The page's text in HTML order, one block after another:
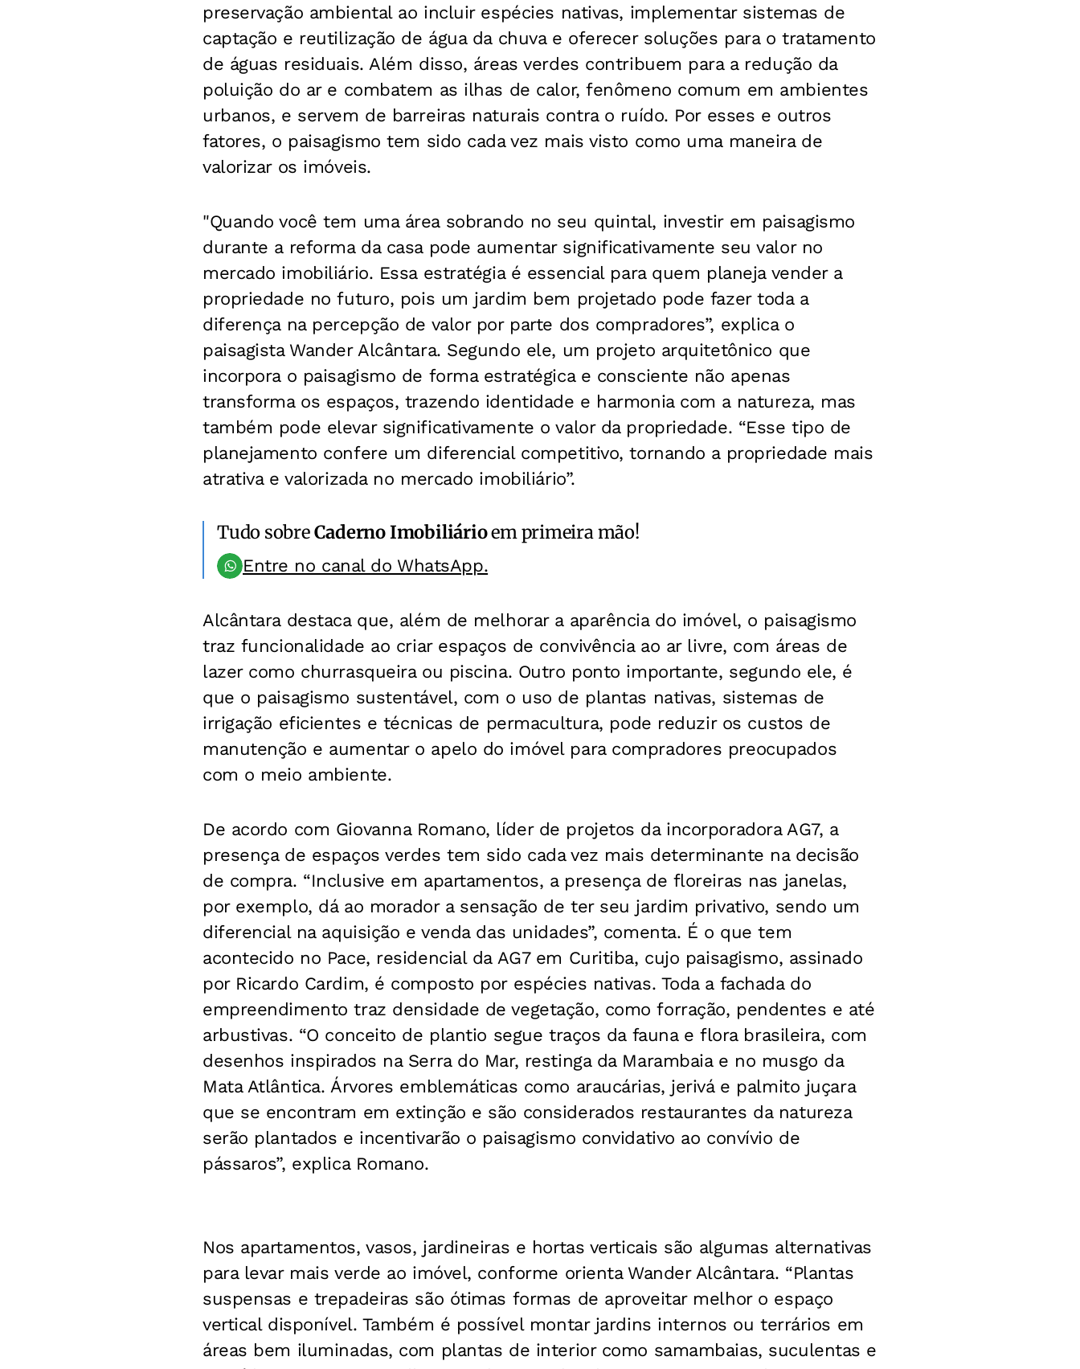
preservação ambiental ao incluir espécies nativas, implementar sistemas de
captação e reutilização de água da chuva e oferecer soluções para o tratamento
de águas residuais. Além disso, áreas verdes contribuem para a redução da
poluição do ar e combatem as ilhas de calor, fenômeno comum em ambientes
urbanos, e servem de barreiras naturais contra o ruído. Por esses e outros
fatores, o paisagismo tem sido cada vez mais visto como uma maneira de
valorizar os imóveis.
"Quando você tem uma área sobrando no seu quintal, investir em paisagismo
durante a reforma da casa pode aumentar significativamente seu valor no
mercado imobiliário. Essa estratégia é essencial para quem planeja vender a
propriedade no futuro, pois um jardim bem projetado pode fazer toda a
diferença na percepção de valor por parte dos compradores”, explica o
paisagista Wander Alcântara. Segundo ele, um projeto arquitetônico que
incorpora o paisagismo de forma estratégica e consciente não apenas
transforma os espaços, trazendo identidade e harmonia com a natureza, mas
também pode elevar significativamente o valor da propriedade. “Esse tipo de
planejamento confere um diferencial competitivo, tornando a propriedade mais
atrativa e valorizada no mercado imobiliário”.
Tudo sobreCaderno Imobiliárioem primeira mão!
Entre no canal do WhatsApp.
Alcântara destaca que, além de melhorar a aparência do imóvel, o paisagismo
traz funcionalidade ao criar espaços de convivência ao ar livre, com áreas de
lazer como churrasqueira ou piscina. Outro ponto importante, segundo ele, é
que o paisagismo sustentável, com o uso de plantas nativas, sistemas de
irrigação eficientes e técnicas de permacultura, pode reduzir os custos de
manutenção e aumentar o apelo do imóvel para compradores preocupados
com o meio ambiente.
De acordo com Giovanna Romano, líder de projetos da incorporadora AG7, a
presença de espaços verdes tem sido cada vez mais determinante na decisão
de compra. “Inclusive em apartamentos, a presença de floreiras nas janelas,
por exemplo, dá ao morador a sensação de ter seu jardim privativo, sendo um
diferencial na aquisição e venda das unidades”, comenta. É o que tem
acontecido no Pace, residencial da AG7 em Curitiba, cujo paisagismo, assinado
por Ricardo Cardim, é composto por espécies nativas. Toda a fachada do
empreendimento traz densidade de vegetação, como forração, pendentes e até
arbustivas. “O conceito de plantio segue traços da fauna e flora brasileira, com
desenhos inspirados na Serra do Mar, restinga da Marambaia e no musgo da
Mata Atlântica. Árvores emblemáticas como araucárias, jerivá e palmito juçara
que se encontram em extinção e são considerados restaurantes da natureza
serão plantados e incentivarão o paisagismo convidativo ao convívio de
pássaros”, explica Romano.
Nos apartamentos, vasos, jardineiras e hortas verticais são algumas alternativas
para levar mais verde ao imóvel, conforme orienta Wander Alcântara. “Plantas
suspensas e trepadeiras são ótimas formas de aproveitar melhor o espaço
vertical disponível. Também é possível montar jardins internos ou terrários em
áreas bem iluminadas, com plantas de interior como samambaias, suculentas e